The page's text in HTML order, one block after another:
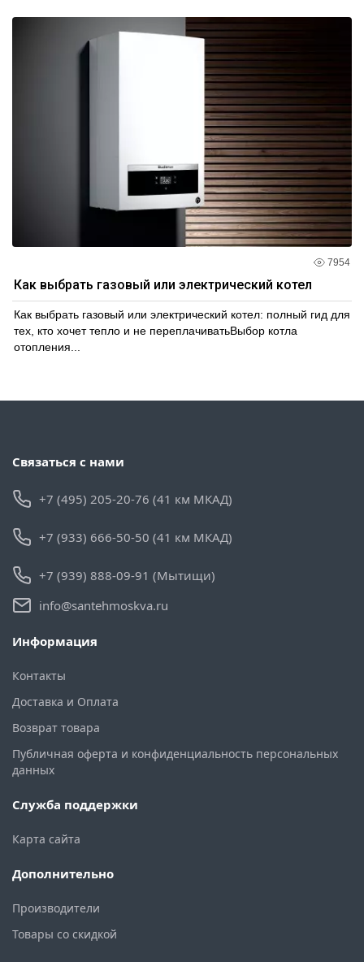
7954
Как выбрать газовый или электрический котел
Как выбрать газовый или электрический котел: полный гид для
тех, кто хочет тепло и не переплачиватьВыбор котла
отопления...
Связаться с нами
+7 (495) 205-20-76 (41 км МКАД)
+7 (933) 666-50-50 (41 км МКАД)
+7 (939) 888-09-91 (Мытищи)
info@santehmoskva.ru
Информация
Контакты
Доставка и Оплата
Возврат товара
Публичная оферта и конфиденциальность персональных
данных
Служба поддержки
Карта сайта
Дополнительно
Производители
Товары со скидкой